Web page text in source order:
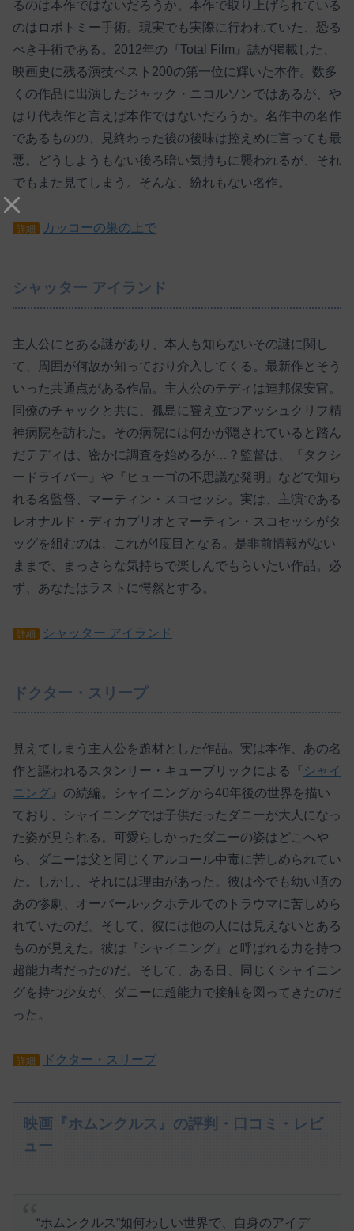
るのは本作ではないだろうか。本作で取り上げられている
のはロボトミー手術。現実でも実際に行われていた、恐る
べき手術である。2012年の『Total Film』誌が掲載した、
映画史に残る演技ベスト200の第一位に輝いた本作。数多
くの作品に出演したジャック・ニコルソンではあるが、や
はり代表作と言えば本作ではないだろうか。名作中の名作
であるものの、見終わった後の後味は控えめに言っても最
悪。どうしようもない後ろ暗い気持ちに襲われるが、それ
でもまた見てしまう。そんな、紛れもない名作。
詳細 カッコーの巣の上で
シャッター アイランド
主人公にとある謎があり、本人も知らないその謎に関し
て、周囲が何故か知っており介入してくる。最新作とそう
いった共通点がある作品。主人公のテディは連邦保安官。
同僚のチャックと共に、孤島に聳え立つアッシュクリフ精
神病院を訪れた。その病院には何かが隠されていると踏ん
だテディは、密かに調査を始めるが…？監督は、『タクシ
ードライバー』や『ヒューゴの不思議な発明』などで知ら
れる名監督、マーティン・スコセッシ。実は、主演である
レオナルド・ディカプリオとマーティン・スコセッシがタ
ッグを組むのは、これが4度目となる。是非前情報がない
ままで、まっさらな気持ちで楽しんでもらいたい作品。必
ず、あなたはラストに愕然とする。
詳細 シャッター アイランド
ドクター・スリープ
見えてしまう主人公を題材とした作品。実は本作、あの名
作と謳われるスタンリー・キューブリックによる『 シャイ
ニング 』の続編。シャイニングから40年後の世界を描い
ており、シャイニングでは子供だったダニーが大人になっ
た姿が見られる。可愛らしかったダニーの姿はどこへや
ら、ダニーは父と同じくアルコール中毒に苦しめられてい
た。しかし、それには理由があった。彼は今でも幼い頃の
あの惨劇、オーバールックホテルでのトラウマに苦しめら
れていたのだ。そして、彼には他の人には見えないとある
ものが見えた。彼は『シャイニング』と呼ばれる力を持つ
超能力者だったのだ。そして、ある日、同じくシャイニン
グを持つ少女が、ダニーに超能力で接触を図ってきたのだ
った。
詳細 ドクター・スリープ
映画『ホムンクルス』の評判・口コミ・レビ
ュー
“ホムンクルス”如何わしい世界で、自身のアイデ